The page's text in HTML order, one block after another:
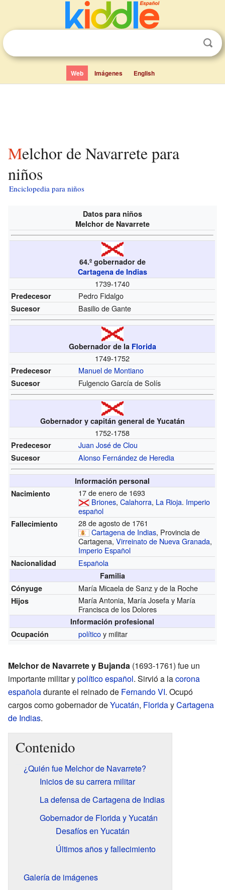
Web Imágenes English
Melchor de Navarrete para
niños
Enciclopedia para niños
Datos para niños
Melchor de Navarrete
64.º gobernador de
Cartagena de Indias
1739-1740
Predecesor Pedro Fidalgo
Sucesor Basilio de Gante
Gobernador de la Florida
1749-1752
Predecesor Manuel de Montiano
Sucesor Fulgencio García de Solís
Gobernador y capitán general de Yucatán
1752-1758
Predecesor Juan José de Clou
Sucesor Alonso Fernández de Heredia
Información personal
Nacimiento
17 de enero de 1693
Briones,Calahorra, La Rioja. Imperio
español
Fallecimiento
28 de agosto de 1761
Cartagena de Indias, Provincia de
Cartagena,Virreinato de Nueva Granada,
Imperio Español
Nacionalidad Española
Familia
Cónyuge
María Micaela de Sanz y de la Roche
Hijos
María Antonia, María Josefa y María
Francisca de los Dolores
Información profesional
Ocupación
políticoy militar
Melchor de Navarrete y Bujanda (1693-1761) fue un
importante militar ypolíticoespañol. Sirvió a lacorona
españoladurante el reinado de Fernando VI. Ocupó
cargos como gobernador deYucatán, FloridayCartagena
de Indias.
Contenido
¿Quién fue Melchor de Navarrete?
Inicios de su carrera militar
La defensa de Cartagena de Indias
Gobernador de Florida y Yucatán
Desafíos en Yucatán
Últimos años y fallecimiento
Galería de imágenes